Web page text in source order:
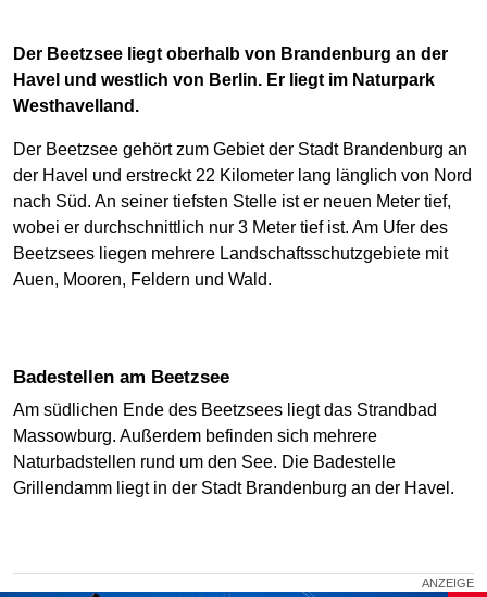
Der Beetzsee liegt oberhalb von Brandenburg an der
Havel und westlich von Berlin. Er liegt im Naturpark
Westhavelland.
Der Beetzsee gehört zum Gebiet der Stadt Brandenburg an
der Havel und erstreckt 22 Kilometer lang länglich von Nord
nach Süd. An seiner tiefsten Stelle ist er neuen Meter tief,
wobei er durchschnittlich nur 3 Meter tief ist. Am Ufer des
Beetzsees liegen mehrere Landschaftsschutzgebiete mit
Auen, Mooren, Feldern und Wald.
Badestellen am Beetzsee
Am südlichen Ende des Beetzsees liegt das Strandbad
Massowburg. Außerdem befinden sich mehrere
Naturbadstellen rund um den See. Die Badestelle
Grillendamm liegt in der Stadt Brandenburg an der Havel.